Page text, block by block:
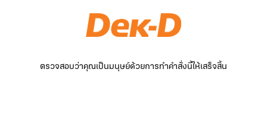
ตรวจสอบว่าคุณเป็นมนุษย์ด้วยการทำคำสั่งนี้ให้เสร็จสิ้น